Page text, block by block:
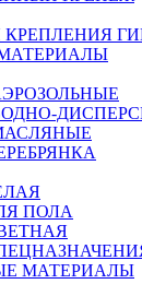
ПОЛА
МАТЕРИАЛЫ